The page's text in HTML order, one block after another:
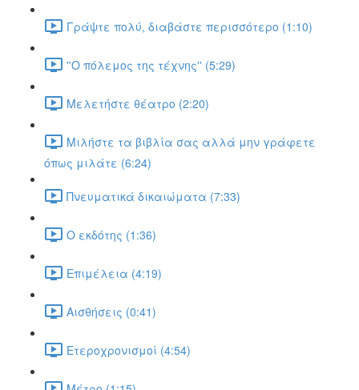
Γράψτε πολύ, διαβάστε περισσότερο (1:10)
''Ο πόλεμος της τέχνης'' (5:29)
Μελετήστε θέατρο (2:20)
Μιλήστε τα βιβλία σας αλλά μην γράφετε
όπως μιλάτε (6:24)
Πνευματικά δικαιώματα (7:33)
Ο εκδότης (1:36)
Επιμέλεια (4:19)
Αισθήσεις (0:41)
Ετεροχρονισμοί (4:54)